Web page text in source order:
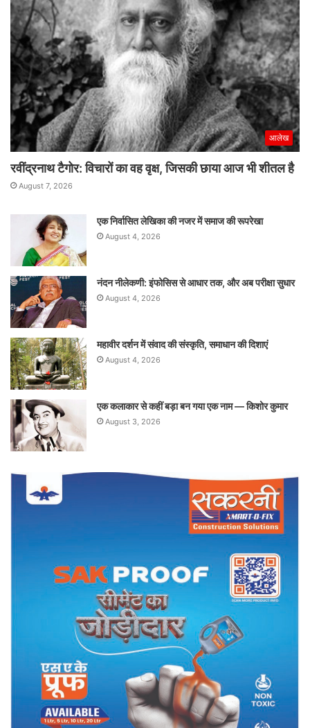
आलेख
रवींद्रनाथ टैगोर: विचारों का वह वृक्ष, जिसकी छाया आज भी शीतल है
August 7, 2026
एक निर्वासित लेखिका की नजर में समाज की रूपरेखा
August 4, 2026
नंदन नीलेकणी: इंफोसिस से आधार तक, और अब परीक्षा सुधार
August 4, 2026
महावीर दर्शन में संवाद की संस्कृति, समाधान की दिशाएं
August 4, 2026
एक कलाकार से कहीं बड़ा बन गया एक नाम — किशोर कुमार
August 3, 2026